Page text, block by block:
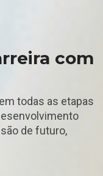
com
todas as etapas
de futuro,